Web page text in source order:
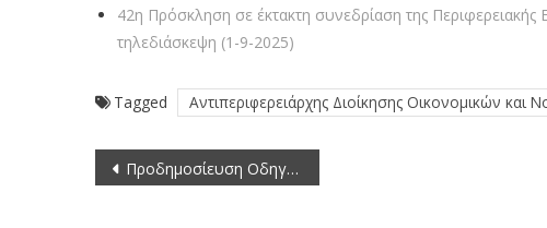
42η Πρόσκληση σε έκτακτη συνεδρίαση της Περιφερειακής
τηλεδιάσκεψη (1-9-2025)
Tagged Αντιπεριφερειάρχης Διοίκησης Οικονομικών
Πλοήγηση
άρθρων
Προδημοσίευση Οδηγού Εφαρμογής για τη Δράση «Εγκατάσταση Αντλιών Θερμότητας για Θέρμανση / Ψύξη στη Δυτική Μακεδονία»